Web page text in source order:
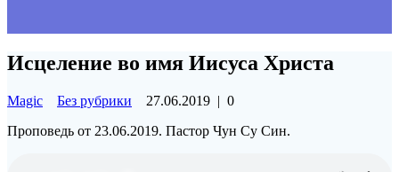
Исцеление во имя Иисуса Христа
Magic Без рубрики 27.06.2019 | 0
Проповедь от 23.06.2019. Пастор Чун Су Син.